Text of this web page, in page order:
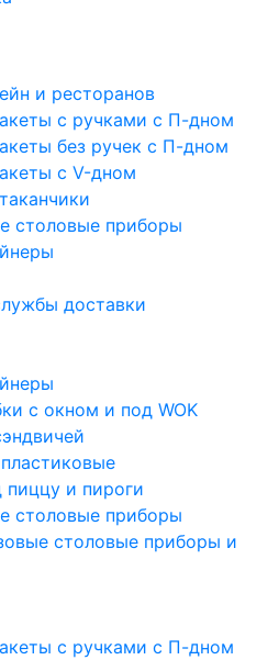
и ресторанов
с ручками с П-дном
без ручек с П-дном
с V-дном
столовые приборы
доставки
с окном и под WOK
пиццу и пироги
столовые приборы
столовые приборы и
с ручками с П-дном